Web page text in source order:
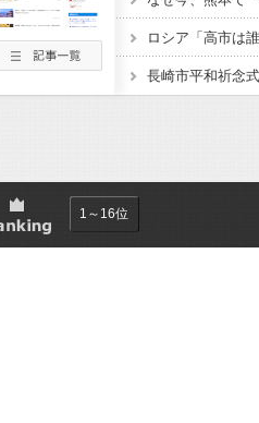
1～16位